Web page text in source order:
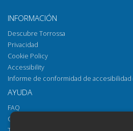
INFORMACIÓN
Descubre Torrossa
Privacidad
Cookie Policy
Accessibility
Informe de conformidad de accesibilidad
AYUDA
FAQ
Cómo abrir los archivos